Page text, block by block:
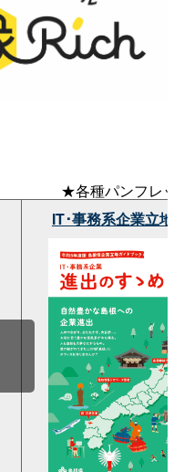
★各種パンフレ
IT･事務系企業立地